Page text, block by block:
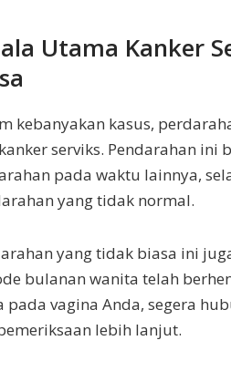
Utama Kanker
kebanyakan kasus,
serviks. Pendarahan ini
pada waktu lainnya,
yang tidak normal.
yang tidak biasa ini
bulanan wanita telah
pada vagina Anda, segera
lebih lanjut.